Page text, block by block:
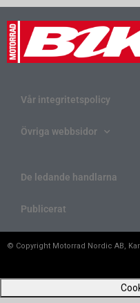
Vår integritetspolicy
Övriga webbsidor
De ledande handlarna
Publicerat
© Copyright Motorrad Nordic AB,